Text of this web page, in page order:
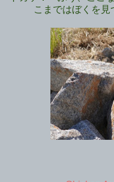
こまではぼくを見